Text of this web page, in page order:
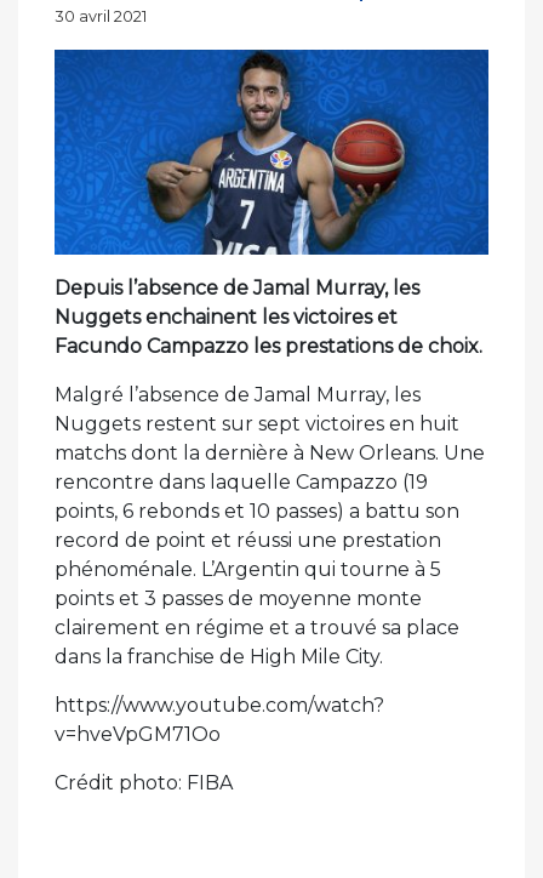
Publié
30 avril 2021
Depuis l’absence de Jamal Murray, les
Nuggets enchainent les victoires et
Facundo Campazzo les prestations de choix.
Malgré l’absence de Jamal Murray, les
Nuggets restent sur sept victoires en huit
matchs dont la dernière à New Orleans. Une
rencontre dans laquelle Campazzo (19
points, 6 rebonds et 10 passes) a battu son
record de point et réussi une prestation
phénoménale. L’Argentin qui tourne à 5
points et 3 passes de moyenne monte
clairement en régime et a trouvé sa place
dans la franchise de High Mile City.
https://www.youtube.com/watch?
v=hveVpGM71Oo
Crédit photo: FIBA